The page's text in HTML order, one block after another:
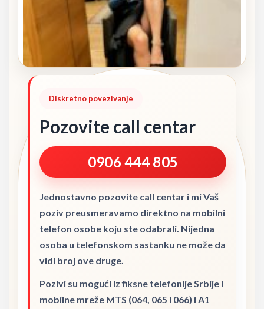
Diskretno povezivanje
Pozovite call centar
0906 444 805
Jednostavno pozovite call centar i mi Vaš
poziv preusmeravamo direktno na mobilni
telefon osobe koju ste odabrali. Nijedna
osoba u telefonskom sastanku ne može da
vidi broj ove druge.
Pozivi su mogući iz fiksne telefonije Srbije i
mobilne mreže MTS (064, 065 i 066) i A1